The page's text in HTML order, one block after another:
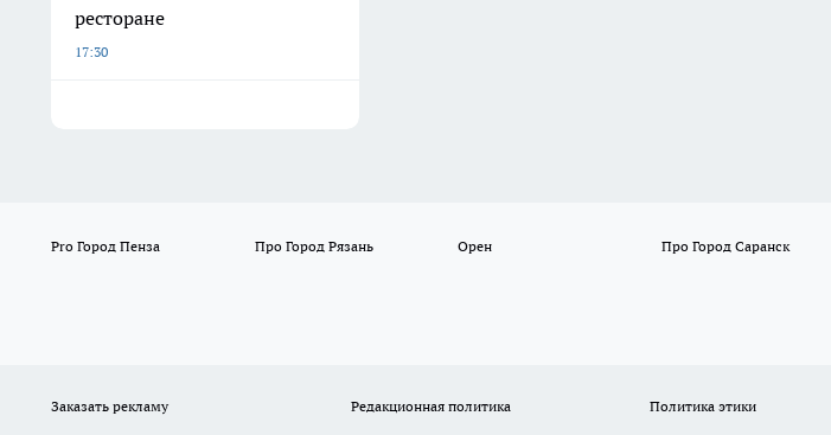
ресторане
17:30
Pro Город Пенза Про Город Рязань Орен Про Город Саранск
Заказать рекламу Редакционная политика Политика этики